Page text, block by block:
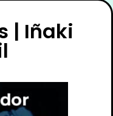
| Iñaki